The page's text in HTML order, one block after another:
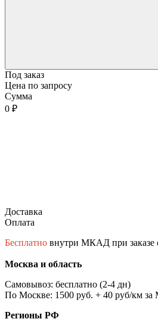
Под заказ
Цена по запросу
Сумма
0 ₽
Доставка
Оплата
Бесплатно внутри МКАД при заказе
Москва и область
Самовывоз: бесплатно (2-4 дн)
По Москве: 1500 руб. + 40 руб/км
Регионы РФ